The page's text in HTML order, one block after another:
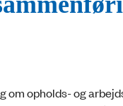
opholds- og